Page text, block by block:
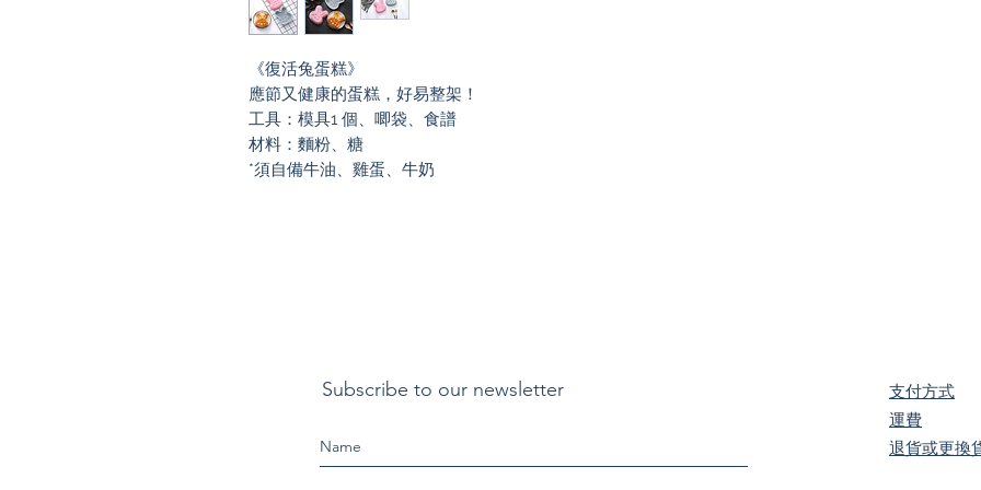
《復活兔蛋糕》
應節又健康的蛋糕，好易整架！
工具：模具1 個、唧袋、食譜
材料：麵粉、糖
*須自備牛油、雞蛋、牛奶
Subscribe to our newsletter
支付方式
​運費
退貨或更換